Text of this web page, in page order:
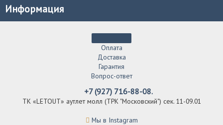
Информация
Оплата
Доставка
Гарантия
Вопрос-ответ
+7 (927) 716-88-08.
ТК «LETOUT» аутлет молл (ТРК "Московский") сек. 11-09.01
Мы в Instagram